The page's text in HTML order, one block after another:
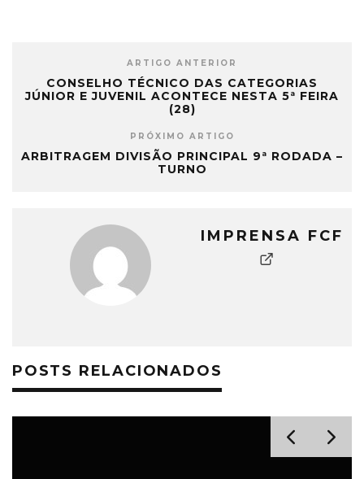
ARTIGO ANTERIOR
CONSELHO TÉCNICO DAS CATEGORIAS
JÚNIOR E JUVENIL ACONTECE NESTA 5ª FEIRA
(28)
PRÓXIMO ARTIGO
ARBITRAGEM DIVISÃO PRINCIPAL 9ª RODADA –
TURNO
IMPRENSA FCF
POSTS RELACIONADOS